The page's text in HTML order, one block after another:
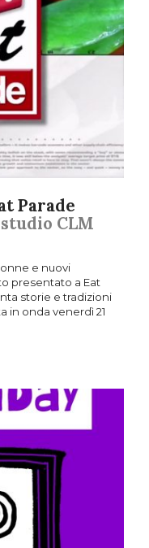
Parade
CLM
e nuovi
presentato a Eat
storie e tradizioni
in onda venerdì 21